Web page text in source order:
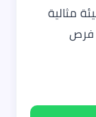
مثالية
فرص